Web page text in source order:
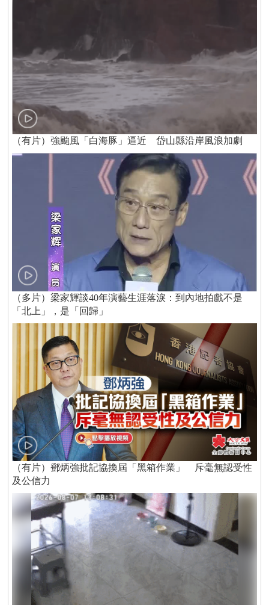
（有片）強颱風「白海豚」逼近 岱山縣沿岸風浪加劇
（多片）梁家輝談40年演藝生涯落淚：到內地拍戲不是
「北上」，是「回歸」
（有片）鄧炳強批記協換屆「黑箱作業」 斥毫無認受性
及公信力